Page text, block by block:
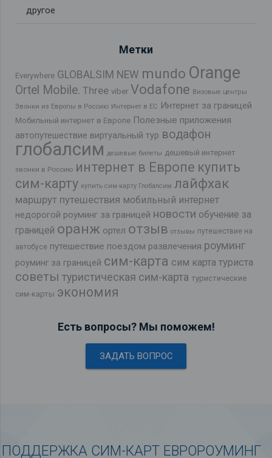
другое
Метки
Everywhere GLOBALSIM NEW mundo Orange
Ortel Mobile. Three viber Vodafone Визовые центры
Звонки из Европы в Россию Интернет в ЕС Интернет за границей
Мобильный интернет в Европе Полезные приложения
автопутешествие виртуальный тур водафон
глобалсим дешевые билеты дешевый интернет
звонки в Россию интернет в Европе купить
сим-карту купить сим-карту Глобалсим лайфхак
маршрут путешествия мобильный интернет
недорогой роуминг за границей новости обучение за
границей оранж ортел отзыв отзывы путешествие на
автобусе путешествие поездом развлечения роуминг
роуминг за границей сим-карта сим карта туриста
советы туристическая сим-карта туристические
сим-карты экономия
Есть вопросы? Мы поможем!
ЗАДАТЬ ВОПРОС
ПОДДЕРЖКА СИМ-КАРТ ЕВРОРОУМИНГ